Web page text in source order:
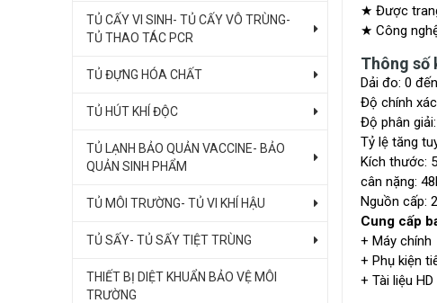
TỦ CẤY VI SINH- TỦ CẤY VÔ TRÙNG-
TỦ THAO TÁC PCR
TỦ ĐỰNG HÓA CHẤT
TỦ HÚT KHÍ ĐỘC
TỦ LẠNH BẢO QUẢN VACCINE- BẢO
QUẢN SINH PHẨM
TỦ MÔI TRƯỜNG- TỦ VI KHÍ HẬU
TỦ SẤY- TỦ SẤY TIỆT TRÙNG
THIẾT BỊ DIỆT KHUẨN BẢO VỆ MÔI
TRƯỜNG
★ Được
★ Công
Thông số
Dải đo: 0
Độ chính
Độ phân
Tỷ lệ tăng
Kích thước:
cân nặng:
Nguồn cấp:
Cung cấp
+ Máy chính
+ Phụ kiện
+ Tài liệu